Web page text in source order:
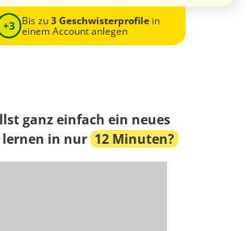
Bis zu3 Geschwisterprofilein
einem Account anlegen
ganz einfach ein neues
lernen in nur 12 Minuten?